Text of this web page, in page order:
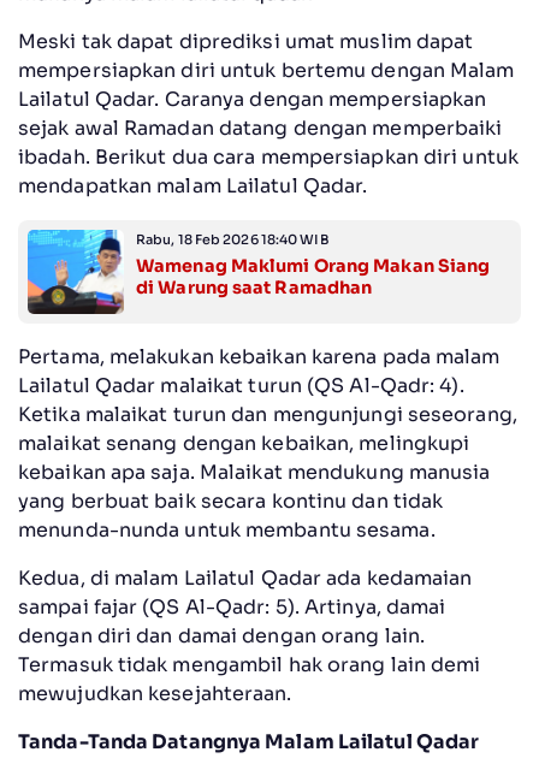
Meski tak dapat diprediksi umat muslim dapat
mempersiapkan diri untuk bertemu dengan Malam
Lailatul Qadar. Caranya dengan mempersiapkan
sejak awal Ramadan datang dengan memperbaiki
ibadah. Berikut dua cara mempersiapkan diri untuk
mendapatkan malam Lailatul Qadar.
Rabu, 18 Feb 2026 18:40 WIB
Wamenag Maklumi Orang Makan Siang
di Warung saat Ramadhan
Pertama, melakukan kebaikan karena pada malam
Lailatul Qadar malaikat turun (QS Al-Qadr: 4).
Ketika malaikat turun dan mengunjungi seseorang,
malaikat senang dengan kebaikan, melingkupi
kebaikan apa saja. Malaikat mendukung manusia
yang berbuat baik secara kontinu dan tidak
menunda-nunda untuk membantu sesama.
Kedua, di malam Lailatul Qadar ada kedamaian
sampai fajar (QS Al-Qadr: 5). Artinya, damai
dengan diri dan damai dengan orang lain.
Termasuk tidak mengambil hak orang lain demi
mewujudkan kesejahteraan.
Tanda-Tanda Datangnya Malam Lailatul Qadar